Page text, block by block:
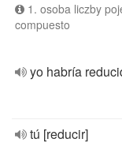
1. osoba liczby
compuesto
yo habría
tú [reducir]